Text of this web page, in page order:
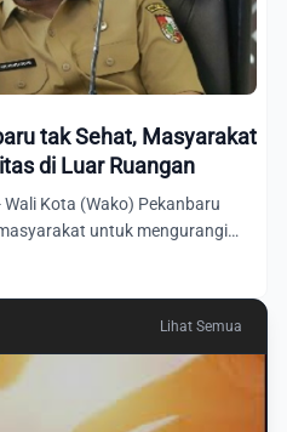
tak Sehat, Masyarakat
di Luar Ruangan
Wali Kota (Wako) Pekanbaru
untuk mengurangi
Lihat Semua